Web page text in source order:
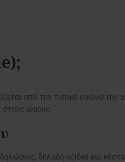
από την τυπική εικόνα
στους ώμους.
δηλαδή οζίδια και